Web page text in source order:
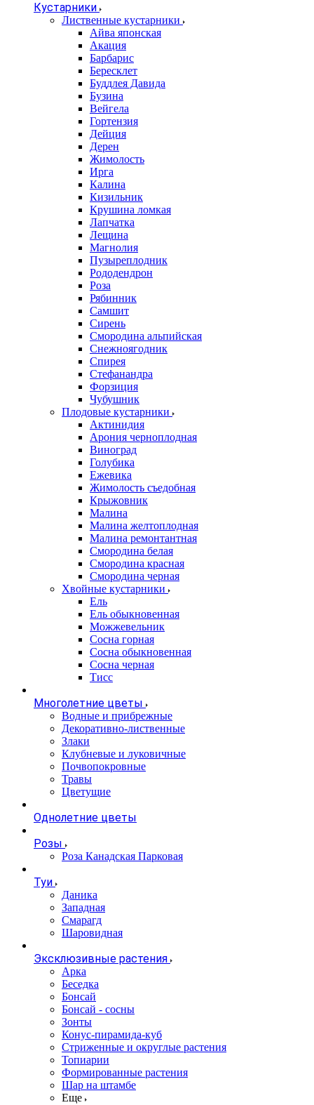
Кустарники
Лиственные кустарники
Айва японская
Акация
Барбарис
Бересклет
Буддлея Давида
Бузина
Вейгела
Гортензия
Дейция
Дерен
Жимолость
Ирга
Калина
Кизильник
Крушина ломкая
Лапчатка
Лещина
Магнолия
Пузыреплодник
Рододендрон
Роза
Рябинник
Самшит
Сирень
Смородина альпийская
Снежноягодник
Спирея
Стефанандра
Форзиция
Чубушник
Плодовые кустарники
Актинидия
Арония черноплодная
Виноград
Голубика
Ежевика
Жимолость съедобная
Крыжовник
Малина
Малина желтоплодная
Малина ремонтантная
Смородина белая
Смородина красная
Смородина черная
Хвойные кустарники
Ель
Ель обыкновенная
Можжевельник
Сосна горная
Сосна обыкновенная
Сосна черная
Тисс
Многолетние цветы
Водные и прибрежные
Декоративно-лиственные
Злаки
Клубневые и луковичные
Почвопокровные
Травы
Цветущие
Однолетние цветы
Розы
Роза Канадская Парковая
Туи
Даника
Западная
Смарагд
Шаровидная
Эксклюзивные растения
Арка
Беседка
Бонсай
Бонсай - сосны
Зонты
Конус-пирамида-куб
Стриженные и округлые растения
Топиарии
Формированные растения
Шар на штамбе
Еще